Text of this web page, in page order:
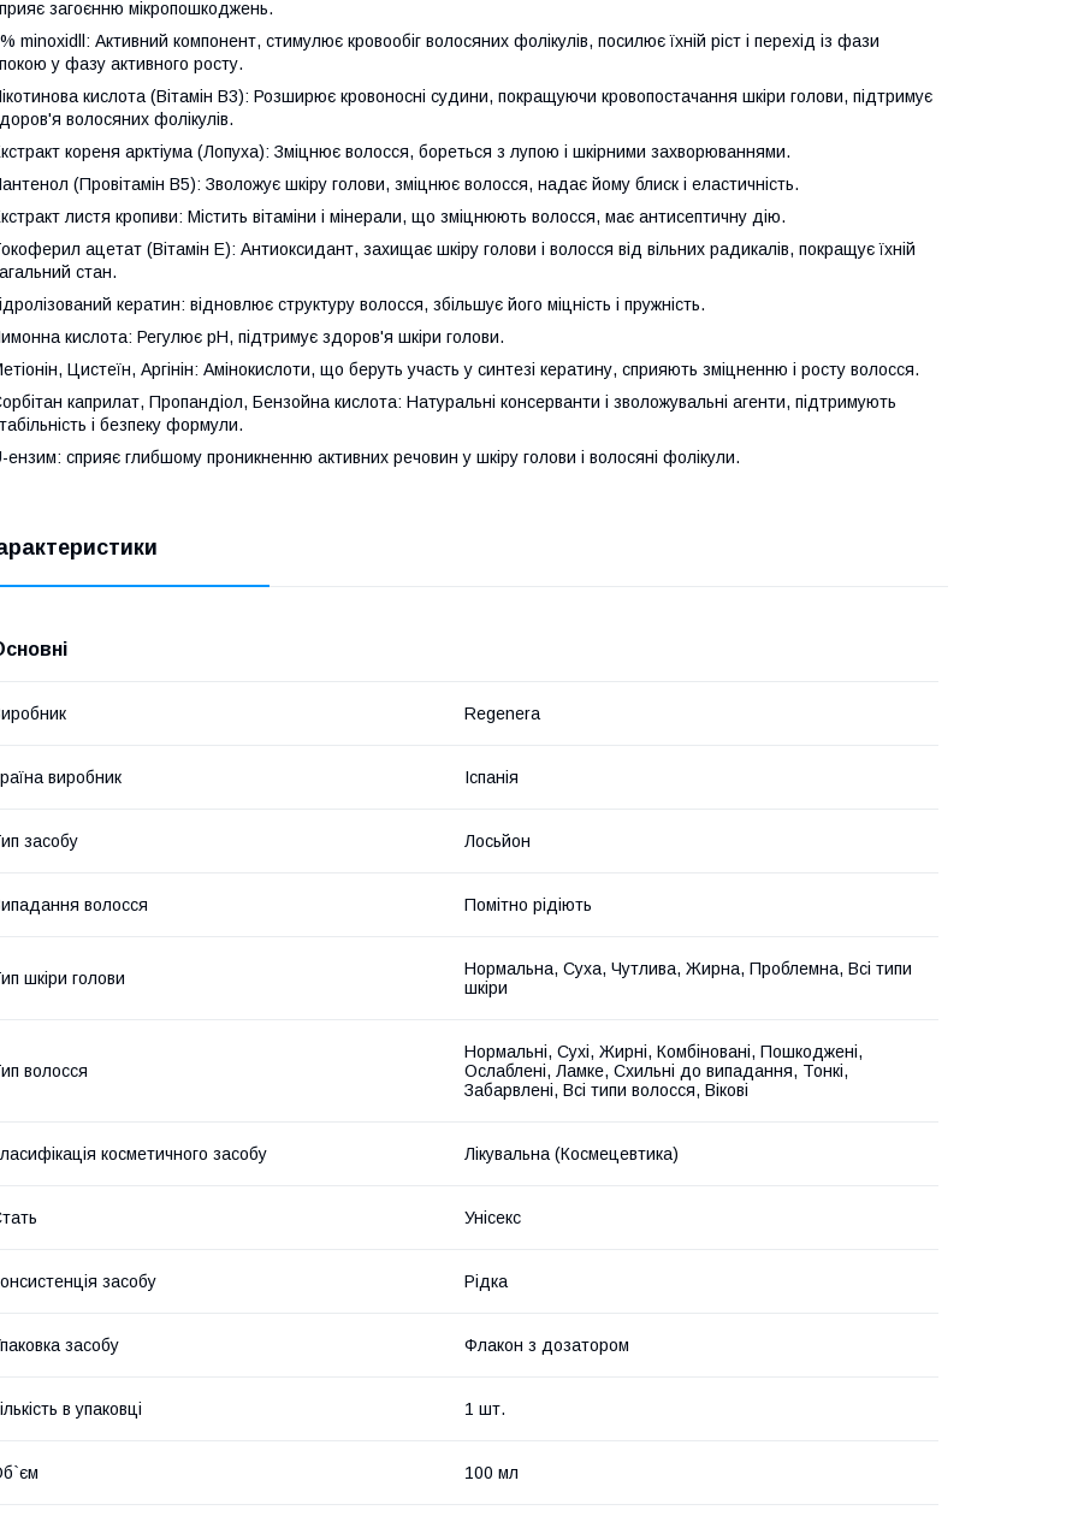
загоєнню мікропошкоджень.
minохidll: Активний компонент, стимулює кровообіг волосяних фолікулів, посилює їхній ріст і перехід із фази
у фазу активного росту.
кислота (Вітамін B3): Розширює кровоносні судини, покращуючи кровопостачання шкіри голови, підтримує
волосяних фолікулів.
кореня арктіума (Лопуха): Зміцнює волосся, бореться з лупою і шкірними захворюваннями.
(Провітамін B5): Зволожує шкіру голови, зміцнює волосся, надає йому блиск і еластичність.
листя кропиви: Містить вітаміни і мінерали, що зміцнюють волосся, має антисептичну дію.
ацетат (Вітамін E): Антиоксидант, захищає шкіру голови і волосся від вільних радикалів, покращує їхній
стан.
кератин: відновлює структуру волосся, збільшує його міцність і пружність.
кислота: Регулює pH, підтримує здоров'я шкіри голови.
Цистеїн, Аргінін: Амінокислоти, що беруть участь у синтезі кератину, сприяють зміцненню і росту волосся.
каприлат, Пропандіол, Бензойна кислота: Натуральні консерванти і зволожувальні агенти, підтримують
і безпеку формули.
ензим: сприяє глибшому проникненню активних речовин у шкіру голови і волосяні фолікули.
Regenera
виробник Іспанія
засобу Лосьйон
волосся Помітно рідіють
шкіри голови
Нормальна, Суха, Чутлива, Жирна, Проблемна, Всі типи
шкіри
волосся
Нормальні, Сухі, Жирні, Комбіновані, Пошкоджені,
Ослаблені, Ламке, Схильні до випадання, Тонкі,
Забарвлені, Всі типи волосся, Вікові
косметичного засобу Лікувальна (Космецевтика)
Унісекс
засобу Рідка
засобу Флакон з дозатором
в упаковці 1 шт.
100 мл